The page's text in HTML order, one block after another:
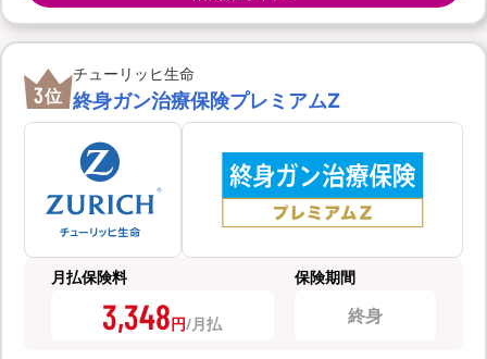
3位
チューリッヒ生命
終身ガン治療保険プレミアムZ
月払保険料
3,348円
保険期間
終身